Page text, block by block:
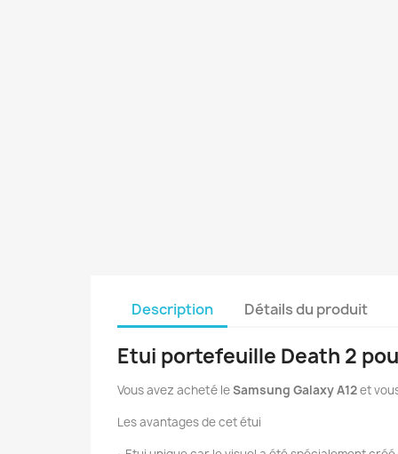
Description Détails du produit
Etui portefeuille Death 2
Vous avez acheté leSamsung Galaxy A12et
Les avantages de cet étui